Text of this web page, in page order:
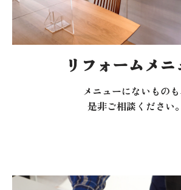
リフォームメニ
メニューにないものも
是非ご相談ください。